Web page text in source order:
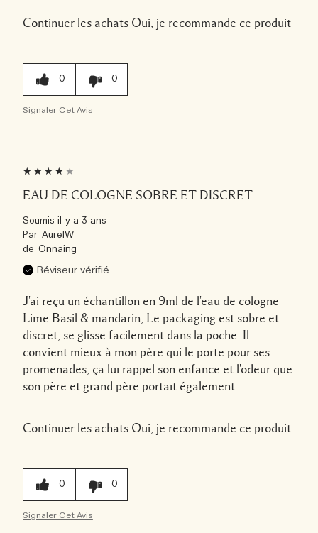
Continuer les achats Oui, je recommande ce produit
0 0
Signaler Cet Avis
EAU DE COLOGNE SOBRE ET DISCRET
Soumisil y a 3 ans
Par AurelW
de Onnaing
Réviseur vérifié
J'ai reçu un échantillon en 9ml de l'eau de cologne
Lime Basil & mandarin, Le packaging est sobre et
discret, se glisse facilement dans la poche. Il
convient mieux à mon père qui le porte pour ses
promenades, ça lui rappel son enfance et l'odeur que
son père et grand père portait également.
Continuer les achats Oui, je recommande ce produit
0 0
Signaler Cet Avis